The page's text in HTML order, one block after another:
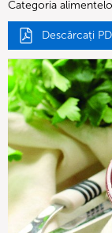
Categoria
Descărcați